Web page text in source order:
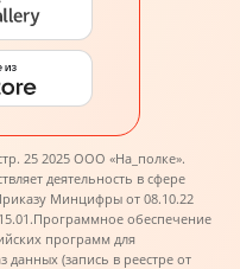
25 2025 ООО «На_полке».
деятельность в сфере
Минцифры от 08.10.22
Программное обеспечение
программ для
(запись в реестре от